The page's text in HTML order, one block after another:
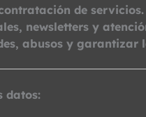
de servicios.
newsletters y
abusos y
datos: